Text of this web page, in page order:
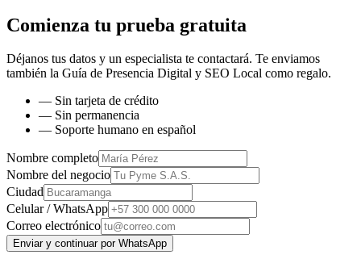
Comienza tu prueba gratuita
Déjanos tus datos y un especialista te contactará. Te enviamos
también la Guía de Presencia Digital y SEO Local como regalo.
— Sin tarjeta de crédito
— Sin permanencia
— Soporte humano en español
Nombre completo
Nombre del negocio
Ciudad
Celular / WhatsApp
Correo electrónico
Enviar y continuar por WhatsApp